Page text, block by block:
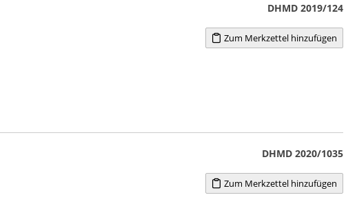
DHMD 2019/124
Zum Merkzettel hinzufügen
DHMD 2020/1035
Zum Merkzettel hinzufügen